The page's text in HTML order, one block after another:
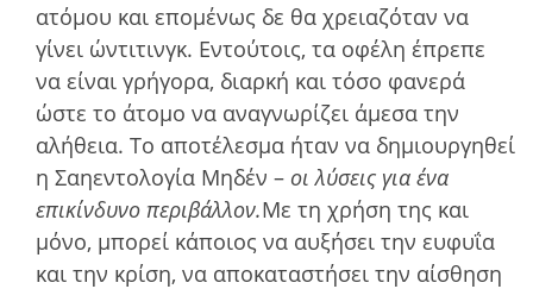
ατόµου και εποµένως δε θα χρειαζόταν να
γίνει ώντιτινγκ. Εντούτοις, τα οφέλη έπρεπε
να είναι γρήγορα, διαρκή και τόσο φανερά
ώστε το άτοµο να αναγνωρίζει άµεσα την
αλήθεια. Το αποτέλεσµα ήταν να δηµιουργηθεί
η Σαηεντολογία Μηδέν – οι λύσεις για ένα
επικίνδυνο περιβάλλον.Με τη χρήση της και
µόνο, µπορεί κάποιος να αυξήσει την ευφυΐα
και την κρίση, να αποκαταστήσει την αίσθηση